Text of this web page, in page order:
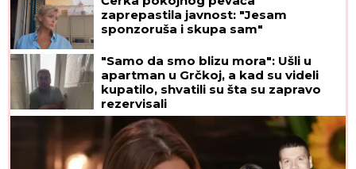
zaprepastila javnost: "Jesam
sponzoruša i skupa sam"
"Samo da smo blizu mora": Ušli u
apartman u Grčkoj, a kad su videli
kupatilo, shvatili su šta su zapravo
rezervisali